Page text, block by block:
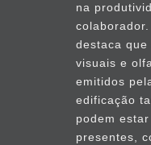
na
destaca que
visuais e
emitidos
edificação
podem estar
presentes,